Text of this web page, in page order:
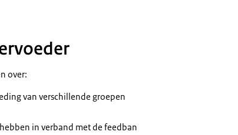
over:
van verschillende groepen
in verband met de feedban